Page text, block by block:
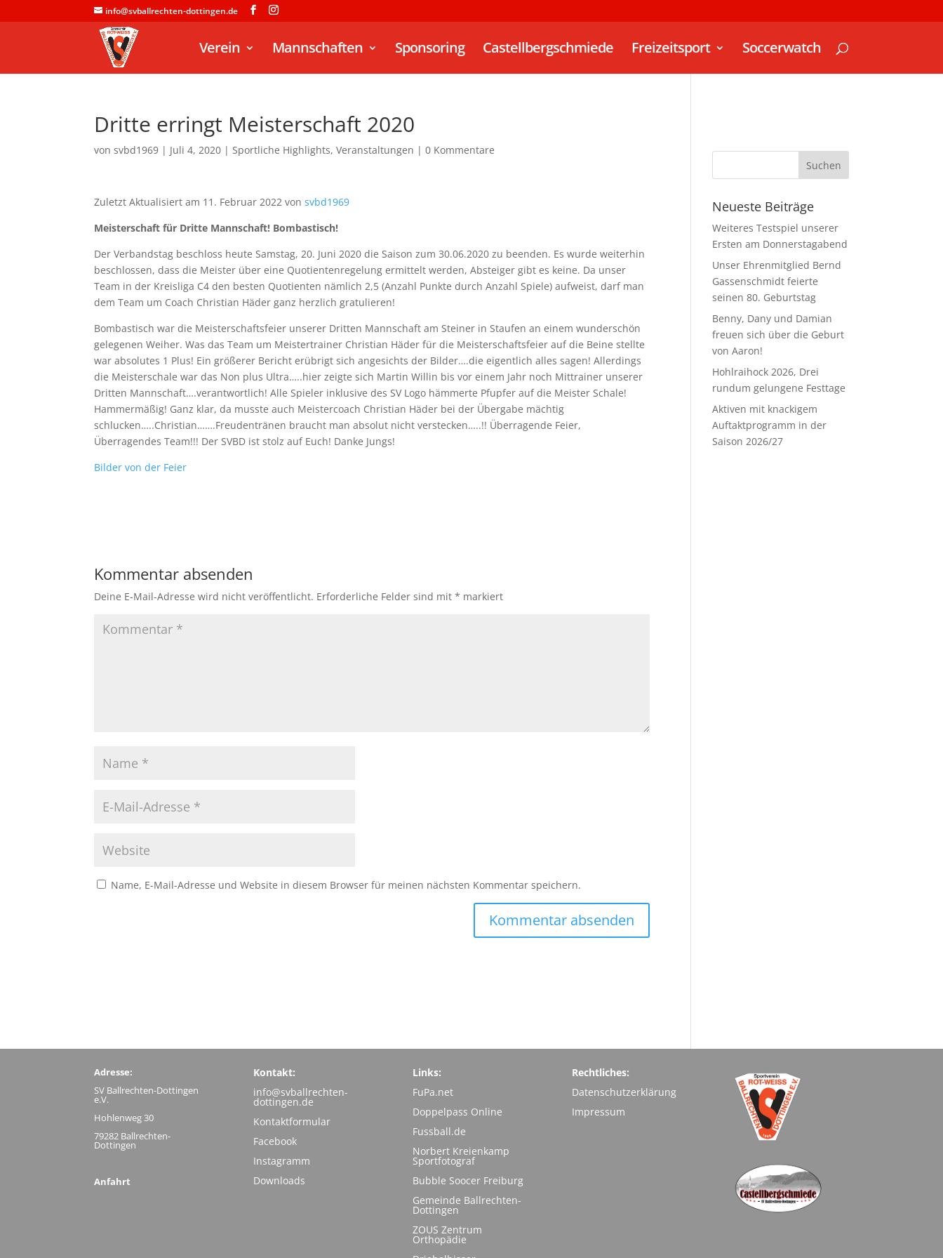
info@svballrechten-dottingen.de
Verein Mannschaften Sponsoring Castellbergschmiede Freizeitsport Soccerwatch
Dritte erringt Meisterschaft 2020
vonsvbd1969 | Juli 4, 2020 |Sportliche Highlights,Veranstaltungen |0 Kommentare
Zuletzt Aktualisiert am 11. Februar 2022 vonsvbd1969
Meisterschaft für Dritte Mannschaft! Bombastisch!
Der Verbandstag beschloss heute Samstag, 20. Juni 2020 die Saison zum 30.06.2020 zu beenden. Es wurde weiterhin
beschlossen, dass die Meister über eine Quotientenregelung ermittelt werden, Absteiger gibt es keine. Da unser
Team in der Kreisliga C4 den besten Quotienten nämlich 2,5 (Anzahl Punkte durch Anzahl Spiele) aufweist, darf man
dem Team um Coach Christian Häder ganz herzlich gratulieren!
Bombastisch war die Meisterschaftsfeier unserer Dritten Mannschaft am Steiner in Staufen an einem wunderschön
gelegenen Weiher. Was das Team um Meistertrainer Christian Häder für die Meisterschaftsfeier auf die Beine stellte
war absolutes 1 Plus! Ein größerer Bericht erübrigt sich angesichts der Bilder….die eigentlich alles sagen! Allerdings
die Meisterschale war das Non plus Ultra…..hier zeigte sich Martin Willin bis vor einem Jahr noch Mittrainer unserer
Dritten Mannschaft….verantwortlich! Alle Spieler inklusive des SV Logo hämmerte Pfupfer auf die Meister Schale!
Hammermäßig! Ganz klar, da musste auch Meistercoach Christian Häder bei der Übergabe mächtig
schlucken…..Christian…….Freudentränen braucht man absolut nicht verstecken…..!! Überragende Feier,
Überragendes Team!!! Der SVBD ist stolz auf Euch! Danke Jungs!
Bilder von der Feier
Kommentar absenden
Deine E-Mail-Adresse wird nicht veröffentlicht. Erforderliche Felder sind mit* markiert
Name, E-Mail-Adresse und Website in diesem Browser für meinen nächsten Kommentar speichern.
Neueste Beiträge
Weiteres Testspiel unserer
Ersten am Donnerstagabend
Unser Ehrenmitglied Bernd
Gassenschmidt feierte
seinen 80. Geburtstag
Benny, Dany und Damian
freuen sich über die Geburt
von Aaron!
Hohlraihock 2026, Drei
rundum gelungene Festtage
Aktiven mit knackigem
Auftaktprogramm in der
Saison 2026/27
Adresse:
SV Ballrechten-Dottingen
e.V.
Hohlenweg 30
79282 Ballrechten-
Dottingen
Anfahrt
Kontakt:
info@svballrechten-
dottingen.de
Kontaktformular
Facebook
Instagramm
Downloads
Links:
FuPa.net
Doppelpass Online
Fussball.de
Norbert Kreienkamp
Sportfotograf
Bubble Soocer Freiburg
Gemeinde Ballrechten-
Dottingen
ZOUS Zentrum
Orthopädie
Rechtliches:
Datenschutzerklärung
Impressum